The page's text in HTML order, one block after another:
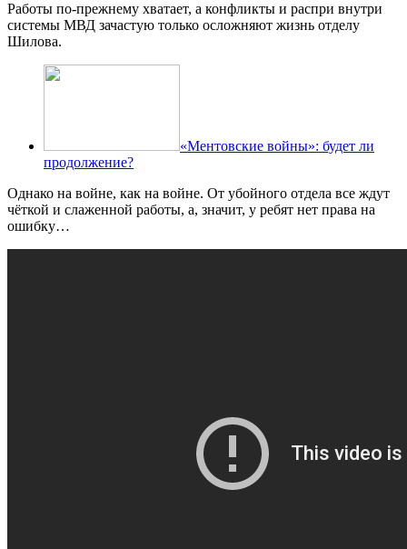
Работы по-прежнему хватает, а конфликты и распри внутри
системы МВД зачастую только осложняют жизнь отделу
Шилова.
«Ментовские войны»: будет ли
продолжение?
Однако на войне, как на войне. От убойного отдела все ждут
чёткой и слаженной работы, а, значит, у ребят нет права на
ошибку…